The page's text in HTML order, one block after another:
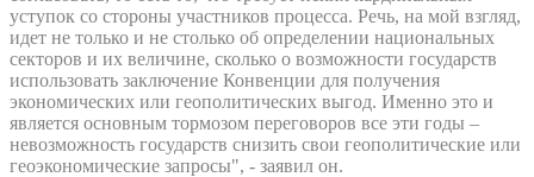
уступок со стороны участников процесса. Речь, на мой взгляд,
идет не только и не столько об определении национальных
секторов и их величине, сколько о возможности государств
использовать заключение Конвенции для получения
экономических или геополитических выгод. Именно это и
является основным тормозом переговоров все эти годы –
невозможность государств снизить свои геополитические или
геоэкономические запросы", - заявил он.